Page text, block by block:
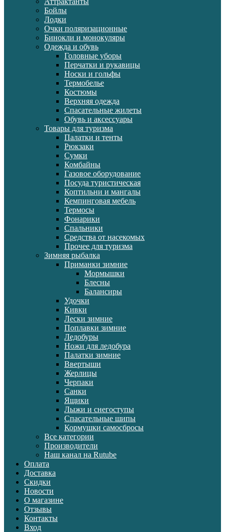
Бойлы
Лодки
Очки поляризационные
Бинокли и монокуляры
Одежда и обувь
Головные уборы
Перчатки и рукавицы
Носки и гольфы
Термобелье
Костюмы
Верхняя одежда
Спасательные жилеты
Обувь и аксессуары
Товары для туризма
Палатки и тенты
Рюкзаки
Сумки
Комбайны
Газовое оборудование
Посуда туристическая
Коптильни и мангалы
Кемпинговая мебель
Термосы
Фонарики
Спальники
Средства от насекомых
Прочее для туризма
Зимняя рыбалка
Приманки зимние
Мормышки
Блесны
Балансиры
Удочки
Кивки
Лески зимние
Поплавки зимние
Ледобуры
Ножи для ледобура
Палатки зимние
Ввертыши
Жерлицы
Черпаки
Санки
Ящики
Лыжи и снегоступы
Спасательные шипы
Кормушки самосбросы
Все категории
Производители
Наш канал на Rutube
Оплата
Доставка
Скидки
Новости
О магазине
Отзывы
Контакты
Вход